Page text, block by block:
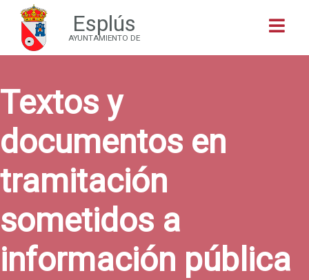
Esplús
AYUNTAMIENTO DE
Textos y
documentos en
tramitación
sometidos a
información pública